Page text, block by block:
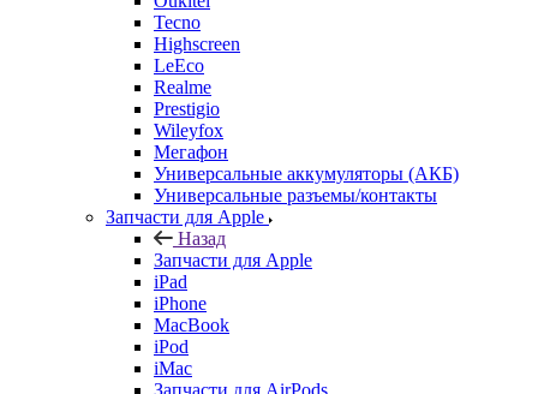
Highscreen
LeEco
Realme
Prestigio
Wileyfox
Мегафон
Универсальные аккумуляторы (АКБ)
Универсальные разъемы/контакты
Запчасти для Apple
Назад
Запчасти для Apple
iPad
iPhone
MacBook
iPod
iMac
Запчасти для AirPods
Watch